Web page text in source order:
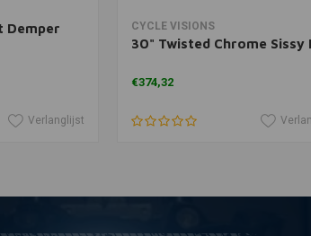
Demper
Verlanglijst
In winkelwagen
CYCLE VISIONS
30" Twisted Chrome Sissy
€374,32